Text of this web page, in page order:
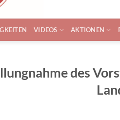
VIDEOS AKTIONEN
des